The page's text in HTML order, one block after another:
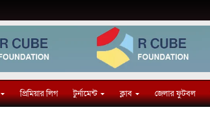
প্রিমিয়ার লিগ টুর্নামেন্ট ক্লাব জেলার ফুটবল